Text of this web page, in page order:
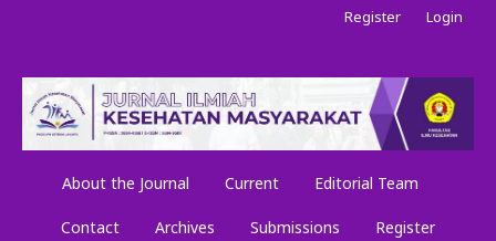
About the Journal Current Editorial Team
Contact Archives Submissions Register
Register Login